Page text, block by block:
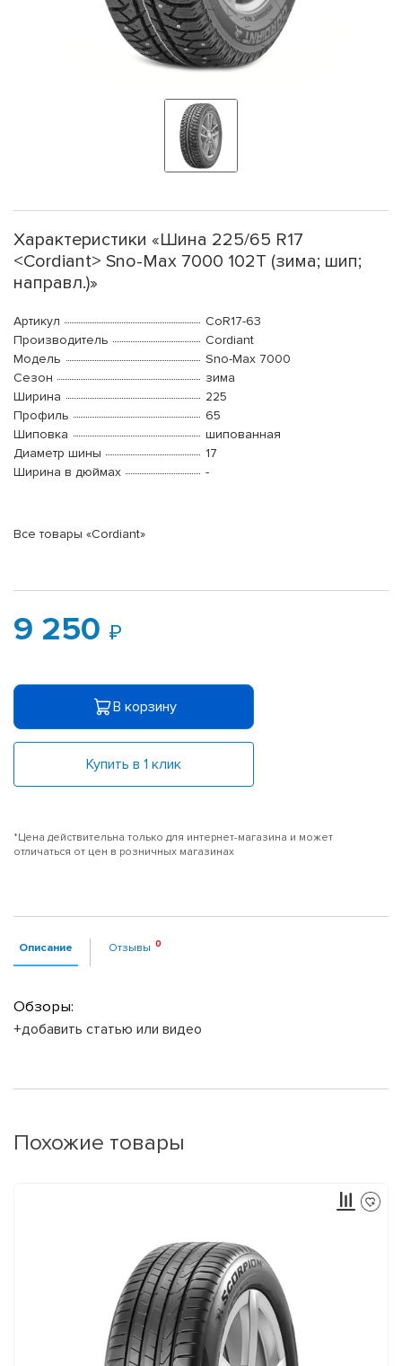
Характеристики «Шина 225/65 R17
<Cordiant> Sno-Max 7000 102T (зима; шип;
направл.)»
Артикул
CoR17-63
Производитель
Cordiant
Модель
Sno-Max 7000
Сезон
зима
Ширина
225
Профиль
65
Шиповка
шипованная
Диаметр шины
17
Ширина в дюймах
-
Все товары «Cordiant»
9 250
В корзину
Купить в 1 клик
*Цена действительна только для интернет-магазина и может
отличаться от цен в розничных магазинах
Описание Отзывы
Обзоры:
+добавить статью или видео
Похожие товары